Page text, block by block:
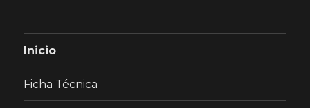
Inicio
Ficha Técnica